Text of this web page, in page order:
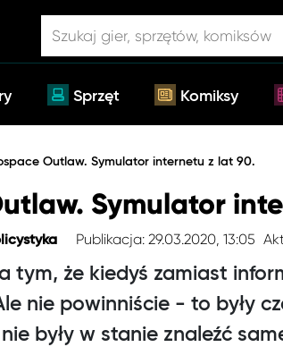
Sprzęt Komiksy
Outlaw. Symulator internetu z lat 90.
Symulator
Publikacja: 29.03.2020, 13:05
tym, że kiedyś zamiast
nie powinniście - to były
były w stanie znaleźć